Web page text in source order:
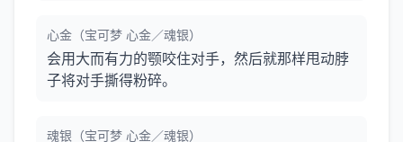
心金（宝可梦 心金／魂银）
会用大而有力的颚咬住对手，然后就那样甩动脖
子将对手撕得粉碎。
魂银（宝可梦 心金／魂银）